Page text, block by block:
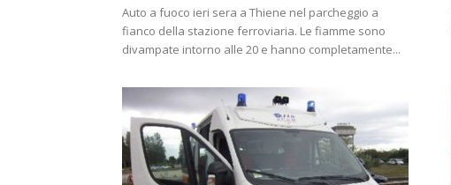
Auto a fuoco ieri sera a Thiene nel parcheggio a
fianco della stazione ferroviaria. Le fiamme sono
divampate intorno alle 20 e hanno completamente...